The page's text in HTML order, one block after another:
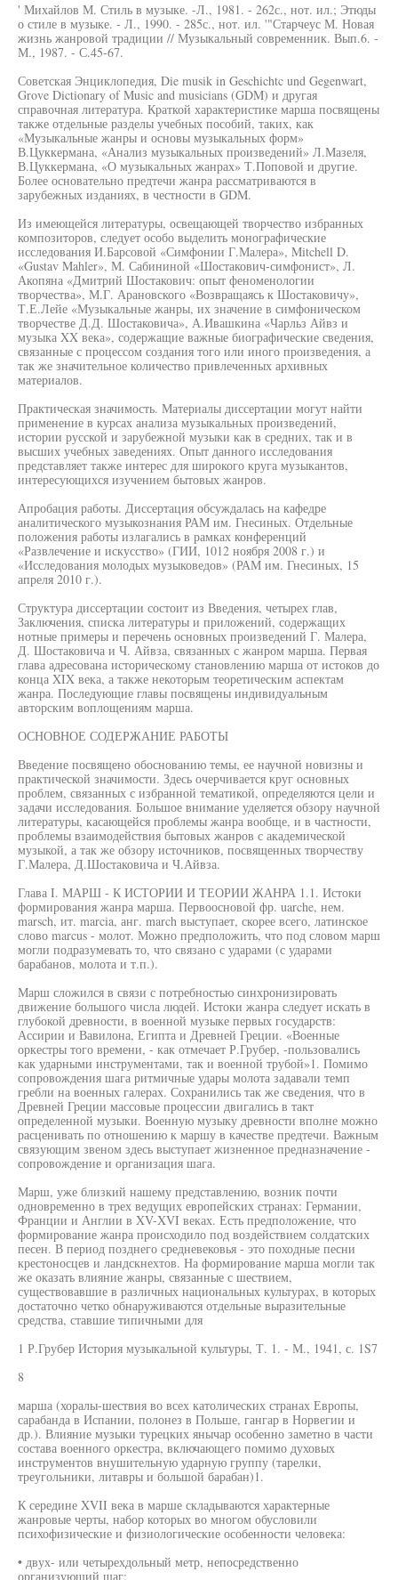
' Михайлов М. Стиль в музыке. -Л., 1981. - 262с., нот. ил.; Этюды
о стиле в музыке. - Л., 1990. - 285с., нот. ил. '"Старчеус М. Новая
жизнь жанровой традиции // Музыкальный современник. Вып.6. -
М., 1987. - С.45-67.
Советская Энциклопедия, Die musik in Geschichtc und Gegenwart,
Grove Dictionary of Music and musicians (GDM) и другая
справочная литература. Краткой характеристике марша посвящены
также отдельные разделы учебных пособий, таких, как
«Музыкальные жанры и основы музыкальных форм»
В.Цуккермана, «Анализ музыкальных произведений» Л.Мазеля,
В.Цуккермана, «О музыкальных жанрах» Т.Поповой и другие.
Более основательно предтечи жанра рассматриваются в
зарубежных изданиях, в честности в GDM.
Из имеющейся литературы, освещающей творчество избранных
композиторов, следует особо выделить монографические
исследования И.Барсовой «Симфонии Г.Малера», Mitchell D.
«Gustav Mahler», М. Сабининой «Шостакович-симфонист», Л.
Акопяна «Дмитрий Шостакович: опыт феноменологии
творчества», М.Г. Арановского «Возвращаясь к Шостаковичу»,
Т.Е.Лейе «Музыкальные жанры, их значение в симфоническом
творчестве Д.Д. Шостаковича», А.Ивашкина «Чарльз Айвз и
музыка XX века», содержащие важные биографические сведения,
связанные с процессом создания того или иного произведения, а
так же значительное количество привлеченных архивных
материалов.
Практическая значимость. Материалы диссертации могут найти
применение в курсах анализа музыкальных произведений,
истории русской и зарубежной музыки как в средних, так и в
высших учебных заведениях. Опыт данного исследования
представляет также интерес для широкого круга музыкантов,
интересующихся изучением бытовых жанров.
Апробация работы. Диссертация обсуждалась на кафедре
аналитического музыкознания РАМ им. Гнесиных. Отдельные
положения работы излагались в рамках конференций
«Развлечение и искусство» (ГИИ, 1012 ноября 2008 г.) и
«Исследования молодых музыковедов» (РАМ им. Гнесиных, 15
апреля 2010 г.).
Структура диссертации состоит из Введения, четырех глав,
Заключения, списка литературы и приложений, содержащих
нотные примеры и перечень основных произведений Г. Малера,
Д. Шостаковича и Ч. Айвза, связанных с жанром марша. Первая
глава адресована историческому становлению марша от истоков до
конца XIX века, а также некоторым теоретическим аспектам
жанра. Последующие главы посвящены индивидуальным
авторским воплощениям марша.
ОСНОВНОЕ СОДЕРЖАНИЕ РАБОТЫ
Введение посвящено обоснованию темы, ее научной новизны и
практической значимости. Здесь очерчивается круг основных
проблем, связанных с избранной тематикой, определяются цели и
задачи исследования. Большое внимание уделяется обзору научной
литературы, касающейся проблемы жанра вообще, и в частности,
проблемы взаимодействия бытовых жанров с академической
музыкой, а так же обзору источников, посвященных творчеству
Г.Малера, Д.Шостаковича и Ч.Айвза.
Глава I. МАРШ - К ИСТОРИИ И ТЕОРИИ ЖАНРА 1.1. Истоки
формирования жанра марша. Первоосновой фр. uarche, нем.
marsch, ит. marcia, анг. march выступает, скорее всего, латинское
слово marcus - молот. Можно предположить, что под словом марш
могли подразумевать то, что связано с ударами (с ударами
барабанов, молота и т.п.).
Марш сложился в связи с потребностью синхронизировать
движение большого числа людей. Истоки жанра следует искать в
глубокой древности, в военной музыке первых государств:
Ассирии и Вавилона, Египта и Древней Греции. «Военные
оркестры того времени, - как отмечает Р.Грубер, -пользовались
как ударными инструментами, так и военной трубой»1. Помимо
сопровождения шага ритмичные удары молота задавали темп
гребли на военных галерах. Сохранились так же сведения, что в
Древней Греции массовые процессии двигались в такт
определенной музыки. Военную музыку древности вполне можно
расценивать по отношению к маршу в качестве предтечи. Важным
связующим звеном здесь выступает жизненное предназначение -
сопровождение и организация шага.
Марш, уже близкий нашему представлению, возник почти
одновременно в трех ведущих европейских странах: Германии,
Франции и Англии в XV-XVI веках. Есть предположение, что
формирование жанра происходило под воздействием солдатских
песен. В период позднего средневековья - это походные песни
крестоносцев и ландскнехтов. На формирование марша могли так
же оказать влияние жанры, связанные с шествием,
существовавшие в различных национальных культурах, в которых
достаточно четко обнаруживаются отдельные выразительные
средства, ставшие типичными для
1 Р.Грубер История музыкальной культуры, Т. 1. - М., 1941, с. 1S7
8
марша (хоралы-шествия во всех католических странах Европы,
сарабанда в Испании, полонез в Польше, гангар в Норвегии и
др.). Влияние музыки турецких янычар особенно заметно в части
состава военного оркестра, включающего помимо духовых
инструментов внушительную ударную группу (тарелки,
треугольники, литавры и большой барабан)1.
К середине XVII века в марше складываются характерные
жанровые черты, набор которых во многом обусловили
психофизические и физиологические особенности человека:
• двух- или четырехдольный метр, непосредственно
организующий шаг;